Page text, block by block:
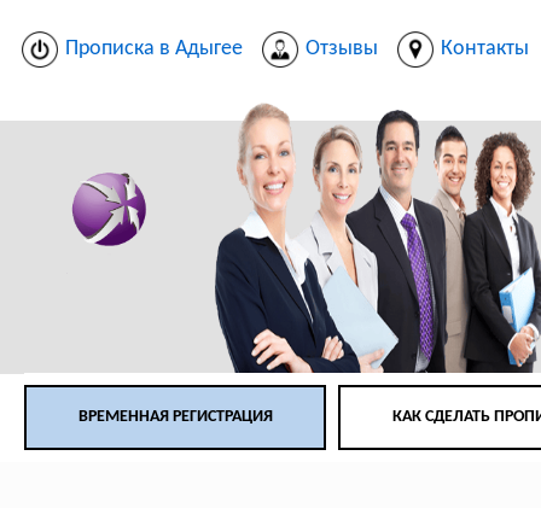
Прописка в Адыгее Отзывы Контакты
ВРЕМЕННАЯ РЕГИСТРАЦИЯ КАК СДЕЛАТЬ